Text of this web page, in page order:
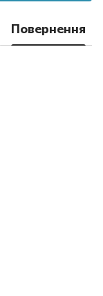
Повернення